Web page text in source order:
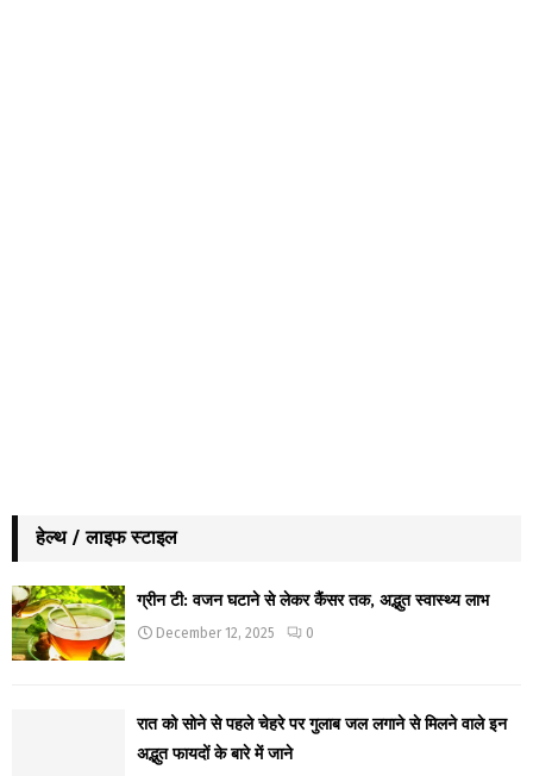
हेल्थ / लाइफ स्टाइल
ग्रीन टी: वजन घटाने से लेकर कैंसर तक, अद्भुत स्वास्थ्य लाभ
December 12, 2025 0
रात को सोने से पहले चेहरे पर गुलाब जल लगाने से मिलने वाले इन
अद्भुत फायदों के बारे में जाने